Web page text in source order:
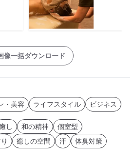
像一括ダウンロード
・美容 ライフスタイル ビジネス
し 和の精神
個室型
癒しの空間 汗
体臭対策